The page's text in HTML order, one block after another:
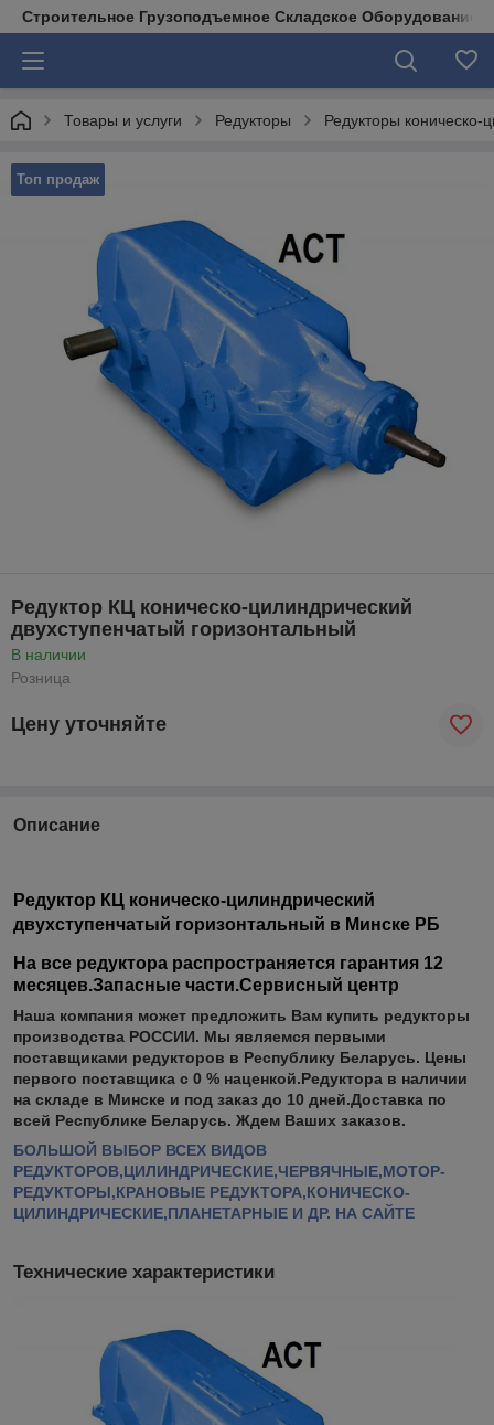
Строительное Грузоподъемное Складское Оборудование
Товары и услуги Редукторы Редукторы коническо-
Топ продаж
Редуктор КЦ коническо-цилиндрический
двухступенчатый горизонтальный
В наличии
Розница
Цену уточняйте
Описание
Редуктор КЦ коническо-цилиндрический
двухступенчатый горизонтальный в Минске РБ
На все редуктора распространяется гарантия 12
месяцев.Запасные части.Сервисный центр
Наша компания может предложить Вам купить редукторы
производства РОССИИ. Мы являемся первыми
поставщиками редукторов в Республику Беларусь. Цены
первого поставщика с 0 % наценкой.Редуктора в наличии
на складе в Минске и под заказ до 10 дней.Доставка по
всей Республике Беларусь. Ждем Ваших заказов.
БОЛЬШОЙ ВЫБОР ВСЕХ ВИДОВ
РЕДУКТОРОВ,ЦИЛИНДРИЧЕСКИЕ,ЧЕРВЯЧНЫЕ,МОТОР-
РЕДУКТОРЫ,КРАНОВЫЕ РЕДУКТОРА,КОНИЧЕСКО-
ЦИЛИНДРИЧЕСКИЕ,ПЛАНЕТАРНЫЕ И ДР. НА САЙТЕ
Технические характеристики